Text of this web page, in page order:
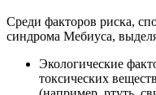
Среди факторов риска,
синдрома Мебиуса,
Экологические
токсических